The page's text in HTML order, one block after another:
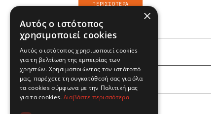
ΠΕΡΙΣΣΌΤΕΡΑ
ΕΜΕΙΣ
ΕΣΕΙΣ
×
Αυτός ο ιστότοπος
χρησιμοποιεί cookies
Αυτός ο ιστότοπος χρησιμοποιεί cookies
για τη βελτίωση της εμπειρίας των
χρηστών. Χρησιμοποιώντας τον ιστότοπό
μας, παρέχετε τη συγκατάθεσή σας για όλα
τα cookies σύμφωνα με την Πολιτική μας
για τα cookies. Διαβάστε περισσότερα